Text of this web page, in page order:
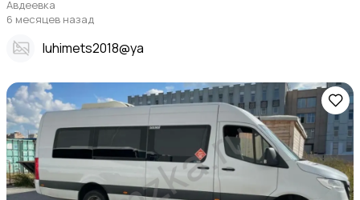
Авдеевка
6 месяцев назад
Iuhimets2018@ya